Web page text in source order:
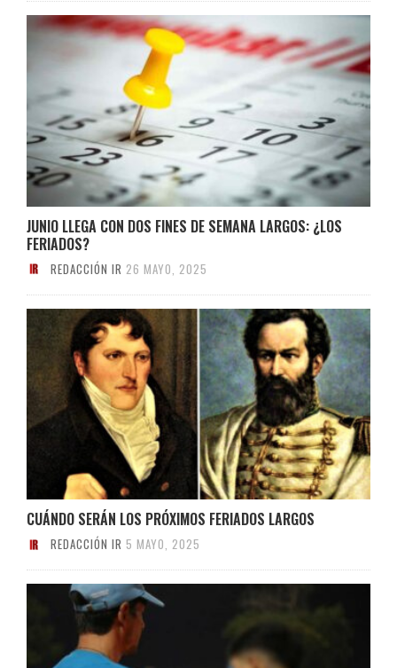
JUNIO LLEGA CON DOS FINES DE SEMANA LARGOS: ¿LOS
FERIADOS?
REDACCIÓN IR 26 MAYO, 2025
CUÁNDO SERÁN LOS PRÓXIMOS FERIADOS LARGOS
REDACCIÓN IR 5 MAYO, 2025